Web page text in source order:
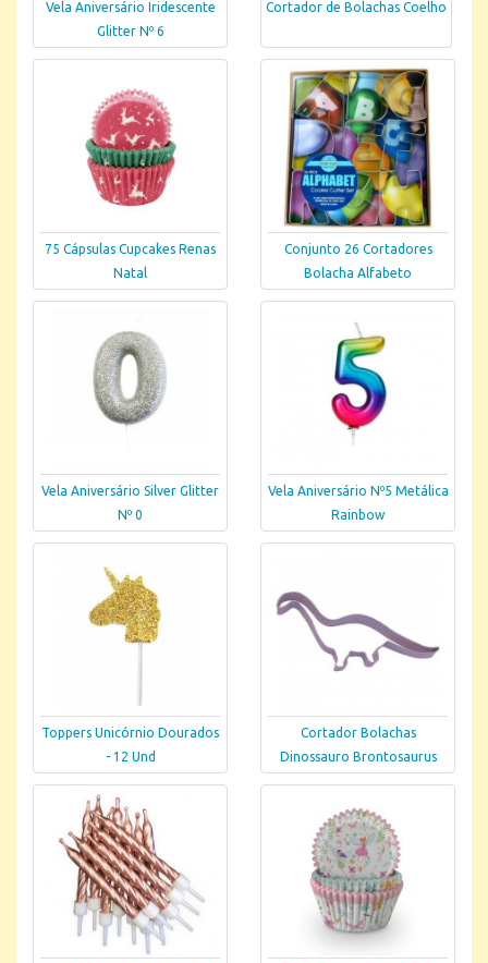
Vela Aniversário Iridescente
Glitter Nº 6
Cortador de Bolachas Coelho
75 Cápsulas Cupcakes Renas
Natal
Conjunto 26 Cortadores
Bolacha Alfabeto
Vela Aniversário Silver Glitter
Nº 0
Vela Aniversário Nº5 Metálica
Rainbow
Toppers Unicórnio Dourados
- 12 Und
Cortador Bolachas
Dinossauro Brontosaurus